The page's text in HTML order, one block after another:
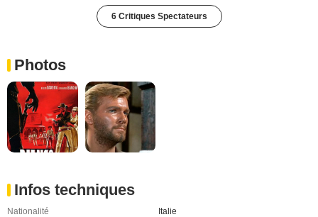
6 Critiques Spectateurs
Photos
Infos techniques
Nationalité
Italie